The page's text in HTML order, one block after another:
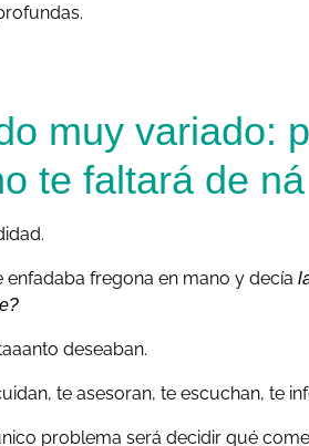
muy variado:
te faltará de ná
fregona en mano y decía
deseaban.
te asesoran, te escuchan, te
problema será decidir qué